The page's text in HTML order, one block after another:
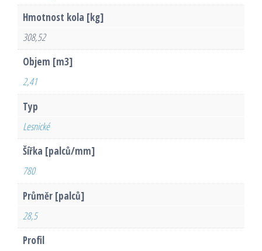
Hmotnost kola [kg]
308,52
Objem [m3]
2,41
Typ
Lesnické
Šířka [palců/mm]
780
Průměr [palců]
28,5
Profil